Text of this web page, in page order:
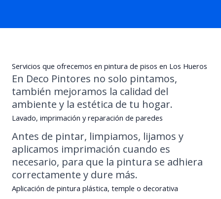
Servicios que ofrecemos en pintura de pisos en Los Hueros
En Deco Pintores no solo pintamos,
también mejoramos la calidad del
ambiente y la estética de tu hogar.
Lavado, imprimación y reparación de paredes
Antes de pintar, limpiamos, lijamos y
aplicamos imprimación cuando es
necesario, para que la pintura se adhiera
correctamente y dure más.
Aplicación de pintura plástica, temple o decorativa